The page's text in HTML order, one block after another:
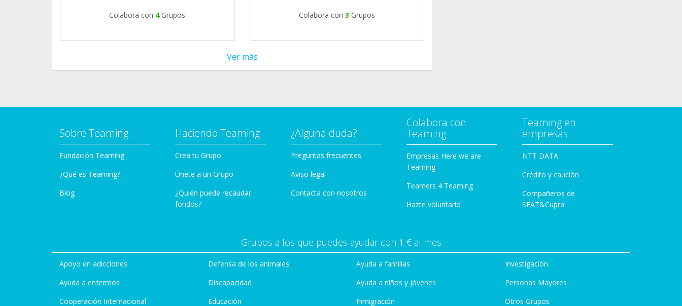
Colabora con 4 Grupos Colabora con 3 Grupos
Ver más
Sobre Teaming
Fundación Teaming
¿Qué es Teaming?
Blog
Haciendo Teaming
Crea tu Grupo
Únete a un Grupo
¿Quién puede recaudar
fondos?
¿Alguna duda?
Preguntas frecuentes
Aviso legal
Contacta con nosotros
Colabora con
Teaming
Empresas Here we are
Teaming
Teamers 4 Teaming
Hazte voluntario
Teaming en
empresas
NTT DATA
Crédito y caución
Compañeros de
SEAT&Cupra
Grupos a los que puedes ayudar con 1 € al mes
Apoyo en adicciones
Ayuda a enfermos
Cooperación Internacional
Defensa de los animales
Discapacidad
Educación
Ayuda a familias
Ayuda a niños y jóvenes
Inmigración
Investigación
Personas Mayores
Otros Grupos